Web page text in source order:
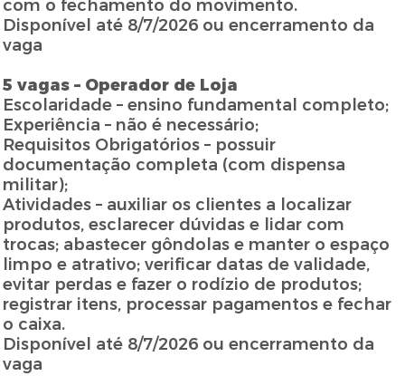
com o fechamento do movimento.
Disponível até 8/7/2026 ou encerramento da
vaga
5 vagas – Operador de Loja
Escolaridade – ensino fundamental completo;
Experiência – não é necessário;
Requisitos Obrigatórios – possuir
documentação completa (com dispensa
militar);
Atividades – auxiliar os clientes a localizar
produtos, esclarecer dúvidas e lidar com
trocas; abastecer gôndolas e manter o espaço
limpo e atrativo; verificar datas de validade,
evitar perdas e fazer o rodízio de produtos;
registrar itens, processar pagamentos e fechar
o caixa.
Disponível até 8/7/2026 ou encerramento da
vaga